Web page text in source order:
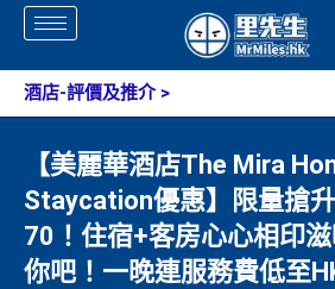
Skip
content
酒店-評價及推介>
【美麗華酒店The Mira
Staycation優惠】限量搶
70！住宿+客房心心相印
你吧！一晚連服務費低至